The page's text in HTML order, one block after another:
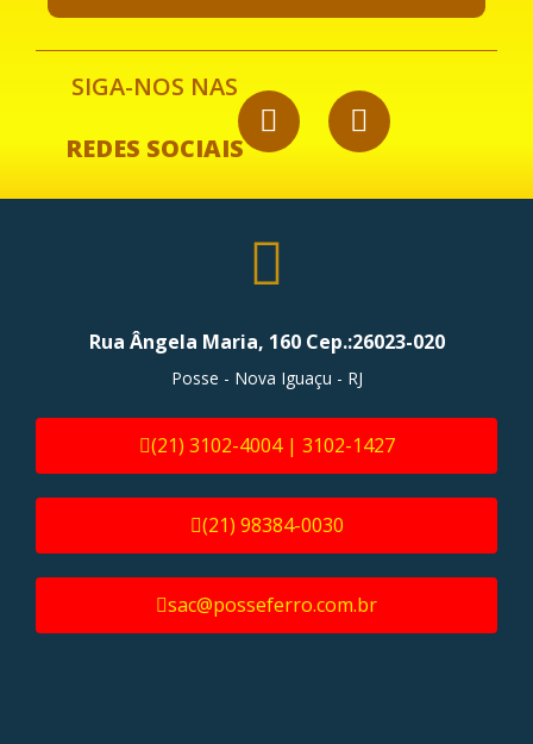
SIGA-NOS NAS
REDES SOCIAIS
Rua Ângela Maria, 160 Cep.:26023-020
Posse - Nova Iguaçu - RJ
(21) 3102-4004 | 3102-1427
(21) 98384-0030
sac@posseferro.com.br